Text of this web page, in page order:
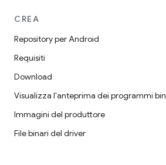
CREA
Repository per Android
Requisiti
Download
Visualizza l'anteprima dei programmi
Immagini del produttore
File binari del driver